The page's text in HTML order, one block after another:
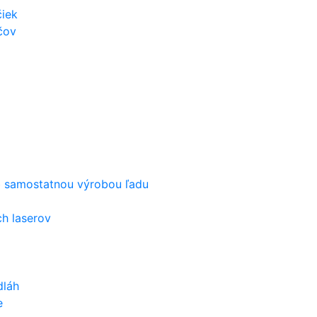
výrobou ľadu
laserov